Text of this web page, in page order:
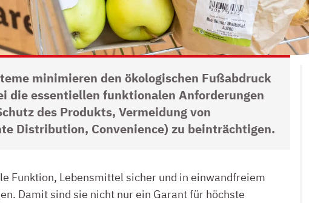
minimieren den ökologischen Fußabdruck
die essentiellen funktionalen Anforderungen
des Produkts, Vermeidung von
Distribution, Convenience) zu beinträchtigen.
Funktion, Lebensmittel sicher und in einwandfreiem
Damit sind sie nicht nur ein Garant für höchste